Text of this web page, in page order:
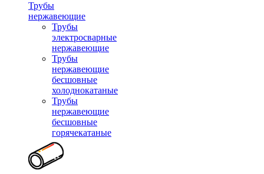
Трубы
нержавеющие
Трубы
электросварные
нержавеющие
Трубы
нержавеющие
бесшовные
холоднокатаные
Трубы
нержавеющие
бесшовные
горячекатаные